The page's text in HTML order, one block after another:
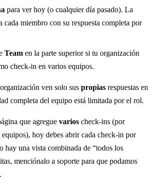
para ver hoy (o cualquier día pasado). La
cada miembro con su respuesta completa por
Team en la parte superior si tu organización
check-in en varios equipos.
ven solo sus propias respuestas en
completa del equipo está limitada por el rol.
que agregue varios check-ins (por
hoy debes abrir cada check-in por
hay una vista combinada de “todos los
menciónalo a soporte para que podamos